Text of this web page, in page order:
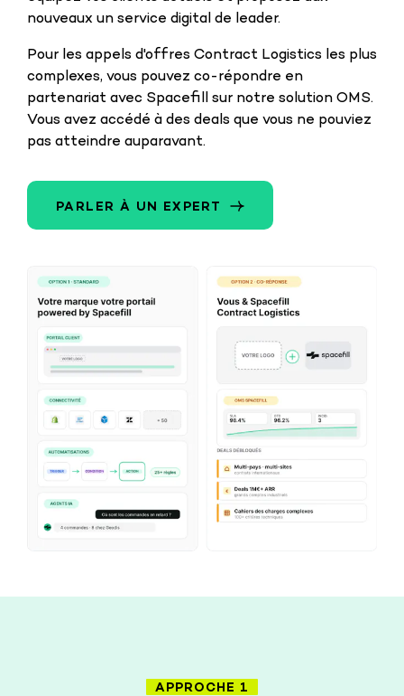
nouveaux un service digital de leader.
Pour les appels d'offres Contract Logistics les plus
complexes, vous pouvez co-répondre en
partenariat avec Spacefill sur notre solution OMS.
Vous avez accédé à des deals que vous ne pouviez
pas atteindre auparavant.
PARLER À UN EXPERT
APPROCHE 1